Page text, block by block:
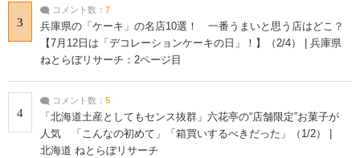
3
コメント数： 7
兵庫県の「ケーキ」の名店10選！ 一番うまいと思う店はどこ？
【7月12日は「デコレーションケーキの日」！】（2/4） | 兵庫県
ねとらぼリサーチ：2ページ目
4
コメント数： 5
「北海道土産としてもセンス抜群」六花亭の“店舗限定”お菓子が
人気 「こんなの初めて」「箱買いするべきだった」（1/2） |
北海道 ねとらぼリサーチ